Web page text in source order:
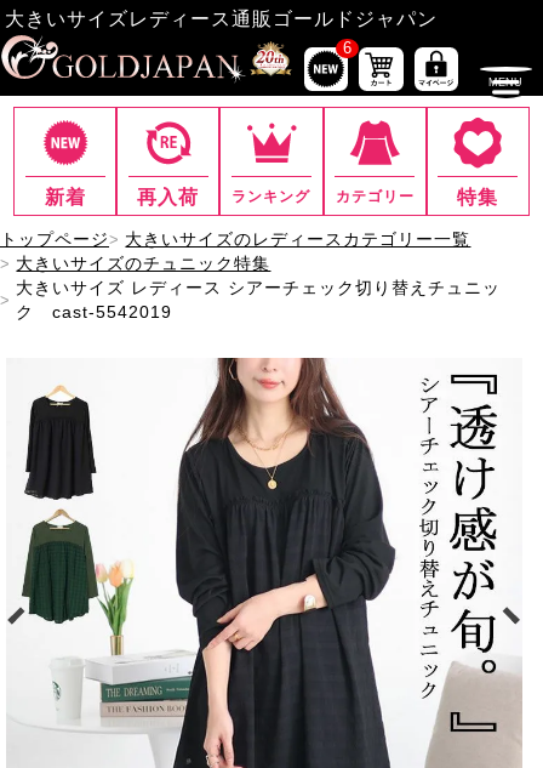
大きいサイズレディース通販ゴールドジャパン
6
新着 再入荷 ランキング カテゴリー 特集
トップページ
大きいサイズのレディースカテゴリー一覧
大きいサイズのチュニック特集
大きいサイズ レディース シアーチェック切り替えチュニッ
ク cast-5542019